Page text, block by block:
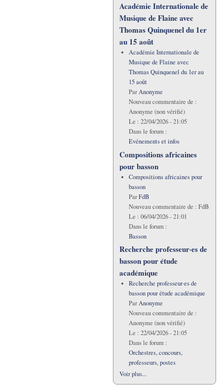
Académie Internationale de
Musique de Flaine avec
Thomas Quinquenel du 1er
au 15 août
Académie Internationale de
Musique de Flaine avec
Thomas Quinquenel du 1er au
15 août
ParAnonyme
Nouveau commentaire de :
Anonyme (non vérifié)
Le : 22/04/2026 - 21:05
Dans le forum :
Evénements et infos
Compositions africaines
pour basson
Compositions africaines pour
basson
ParFdB
Nouveau commentaire de : FdB
Le : 06/04/2026 - 21:01
Dans le forum :
Basson
Recherche professeur·es de
basson pour étude
académique
Recherche professeur·es de
basson pour étude académique
ParAnonyme
Nouveau commentaire de :
Anonyme (non vérifié)
Le : 22/04/2026 - 21:05
Dans le forum :
Orchestres, concours,
professeurs, postes
Voir plus...